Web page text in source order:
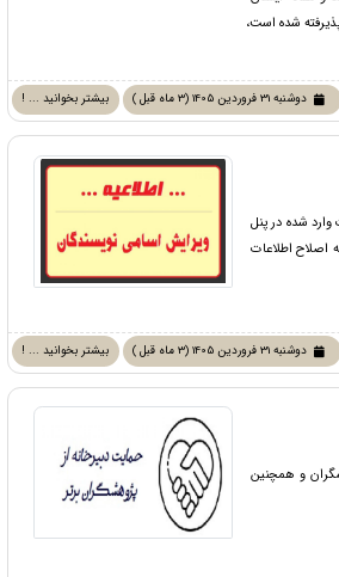
شده است،
دوشنبه 31 فروردین 1405 (3 ماه قبل ) بیشتر بخوانید ... !
وارد شده در پنل
اصلاح اطلاعات
دوشنبه 31 فروردین 1405 (3 ماه قبل ) بیشتر بخوانید ... !
و همچنین